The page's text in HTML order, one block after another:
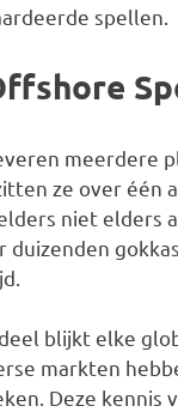
spellen.
meerdere
ze over één
niet elders
duizenden
blijkt elke
markten
Deze